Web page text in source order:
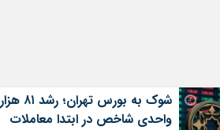
شوک به بورس تهران؛ رشد ۸۱ هزار
واحدی شاخص در ابتدا معاملات